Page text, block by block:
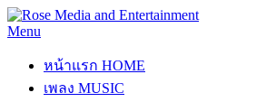
Menu
หน้าแรก HOME
เพลง MUSIC